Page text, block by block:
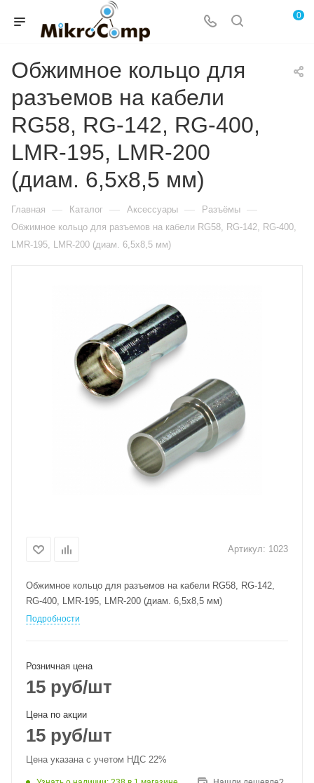
0
Обжимное кольцо для
разъемов на кабели
RG58, RG-142, RG-400,
LMR-195, LMR-200
(диам. 6,5х8,5 мм)
Главная — Каталог — Аксессуары — Разъёмы —
Обжимное кольцо для разъемов на кабели RG58, RG-142, RG-400,
LMR-195, LMR-200 (диам. 6,5х8,5 мм)
Артикул: 1023
Обжимное кольцо для разъемов на кабели RG58, RG-142,
RG-400, LMR-195, LMR-200 (диам. 6,5х8,5 мм)
Подробности
Розничная цена
15 руб/шт
Цена по акции
15 руб/шт
Цена указана с учетом НДС 22%